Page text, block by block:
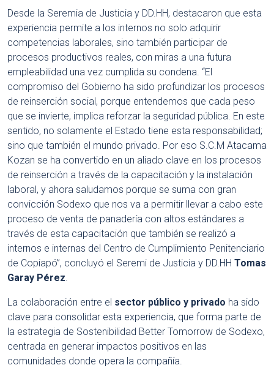
Desde la Seremia de Justicia y DD.HH, destacaron que esta
experiencia permite a los internos no solo adquirir
competencias laborales, sino también participar de
procesos productivos reales, con miras a una futura
empleabilidad una vez cumplida su condena. “El
compromiso del Gobierno ha sido profundizar los procesos
de reinserción social, porque entendemos que cada peso
que se invierte, implica reforzar la seguridad pública. En este
sentido, no solamente el Estado tiene esta responsabilidad;
sino que también el mundo privado. Por eso S.C.M Atacama
Kozan se ha convertido en un aliado clave en los procesos
de reinserción a través de la capacitación y la instalación
laboral, y ahora saludamos porque se suma con gran
convicción Sodexo que nos va a permitir llevar a cabo este
proceso de venta de panadería con altos estándares a
través de esta capacitación que también se realizó a
internos e internas del Centro de Cumplimiento Penitenciario
de Copiapó”, concluyó el Seremi de Justicia y DD.HH Tomas
Garay Pérez
La colaboración entre el sector público y privado ha sido
clave para consolidar esta experiencia, que forma parte de
la estrategia de Sostenibilidad Better Tomorrow de Sodexo,
centrada en generar impactos positivos en las
comunidades donde opera la compañía.